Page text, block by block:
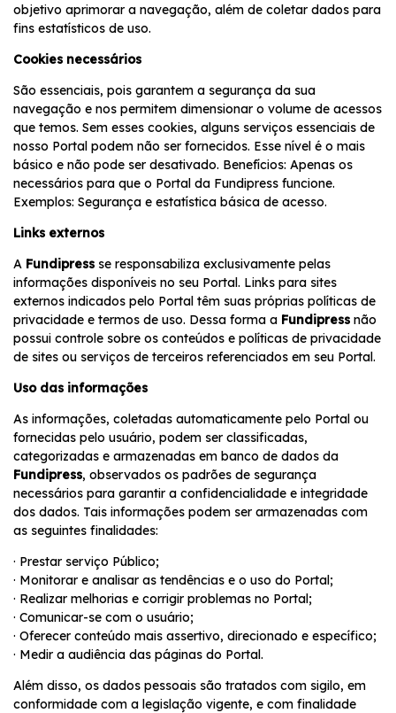
objetivo aprimorar a navegação, além de coletar dados para
fins estatísticos de uso.
Cookies necessários
São essenciais, pois garantem a segurança da sua
navegação e nos permitem dimensionar o volume de acessos
que temos. Sem esses cookies, alguns serviços essenciais de
nosso Portal podem não ser fornecidos. Esse nível é o mais
básico e não pode ser desativado. Benefícios: Apenas os
necessários para que o Portal da Fundipress funcione.
Exemplos: Segurança e estatística básica de acesso.
Links externos
A Fundipress se responsabiliza exclusivamente pelas
informações disponíveis no seu Portal. Links para sites
externos indicados pelo Portal têm suas próprias políticas de
privacidade e termos de uso. Dessa forma a Fundipress não
possui controle sobre os conteúdos e políticas de privacidade
de sites ou serviços de terceiros referenciados em seu Portal.
Uso das informações
As informações, coletadas automaticamente pelo Portal ou
fornecidas pelo usuário, podem ser classificadas,
categorizadas e armazenadas em banco de dados da
Fundipress, observados os padrões de segurança
necessários para garantir a confidencialidade e integridade
dos dados. Tais informações podem ser armazenadas com
as seguintes finalidades:
· Prestar serviço Público;
· Monitorar e analisar as tendências e o uso do Portal;
· Realizar melhorias e corrigir problemas no Portal;
· Comunicar-se com o usuário;
· Oferecer conteúdo mais assertivo, direcionado e específico;
· Medir a audiência das páginas do Portal.
Além disso, os dados pessoais são tratados com sigilo, em
conformidade com a legislação vigente, e com finalidade